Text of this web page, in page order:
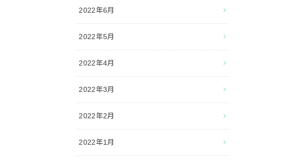
2022年6月
2022年5月
2022年4月
2022年3月
2022年2月
2022年1月